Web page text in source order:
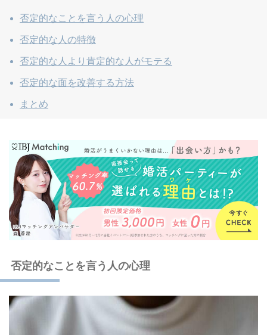
否定的なことを言う人の心理
否定的な人の特徴
否定的な人より肯定的な人がモテる
否定的な面を改善する方法
まとめ
否定的なことを言う人の心理